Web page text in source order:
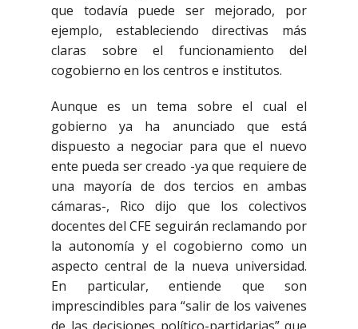
que todavía puede ser mejorado, por
ejemplo, estableciendo directivas más
claras sobre el funcionamiento del
cogobierno en los centros e institutos.
Aunque es un tema sobre el cual el
gobierno ya ha anunciado que está
dispuesto a negociar para que el nuevo
ente pueda ser creado -ya que requiere de
una mayoría de dos tercios en ambas
cámaras-, Rico dijo que los colectivos
docentes del CFE seguirán reclamando por
la autonomía y el cogobierno como un
aspecto central de la nueva universidad.
En particular, entiende que son
imprescindibles para “salir de los vaivenes
de las decisiones político-partidarias” que